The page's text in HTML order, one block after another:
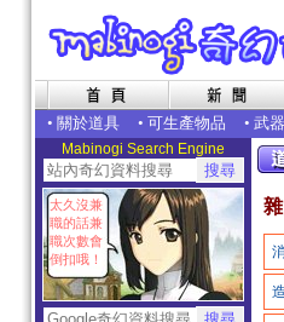
• 關於道具 • 可生產物品 • 武器
Mabinogi Search Engine
太久沒兼
職的話兼
職次數會
倒扣哦！